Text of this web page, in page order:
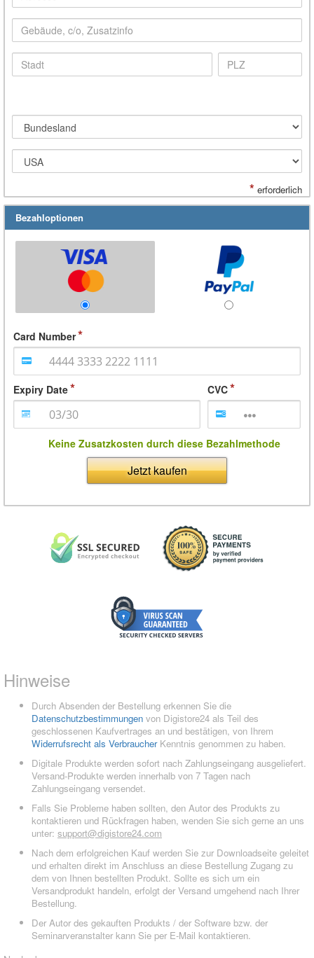
* erforderlich
Bezahloptionen
Card Number
Expiry Date CVC
Keine Zusatzkosten durch diese Bezahlmethode
Jetzt kaufen
Hinweise
Durch Absenden der Bestellung erkennen Sie die
Datenschutzbestimmungen von Digistore24 als Teil des
geschlossenen Kaufvertrages an und bestätigen, von Ihrem
Widerrufsrecht als VerbraucherKenntnis genommen zu haben.
Digitale Produkte werden sofort nach Zahlungseingang ausgeliefert.
Versand-Produkte werden innerhalb von 7 Tagen nach
Zahlungseingang versendet.
Falls Sie Probleme haben sollten, den Autor des Produkts zu
kontaktieren und Rückfragen haben, wenden Sie sich gerne an uns
unter: support@digistore24.com
Nach dem erfolgreichen Kauf werden Sie zur Downloadseite geleitet
und erhalten direkt im Anschluss an diese Bestellung Zugang zu
dem von Ihnen bestellten Produkt. Sollte es sich um ein
Versandprodukt handeln, erfolgt der Versand umgehend nach Ihrer
Bestellung.
Der Autor des gekauften Produkts / der Software bzw. der
Seminarveranstalter kann Sie per E-Mail kontaktieren.